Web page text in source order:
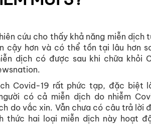
cứu cho thấy khả năng miễn dịch
cậy hơn và có thể tồn tại lâu hơn
dịch có được sau khi chữa khỏi
Covid-19 rất phức tạp, đặc biệt
có cả miễn dịch do nhiễm
do vắc xin. Vẫn chưa có câu trả lời
thức hai loại miễn dịch này hoạt